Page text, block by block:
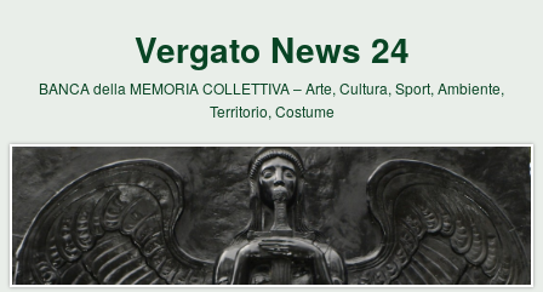
Vergato News 24
BANCA della MEMORIA COLLETTIVA – Arte, Cultura, Sport, Ambiente,
Territorio, Costume